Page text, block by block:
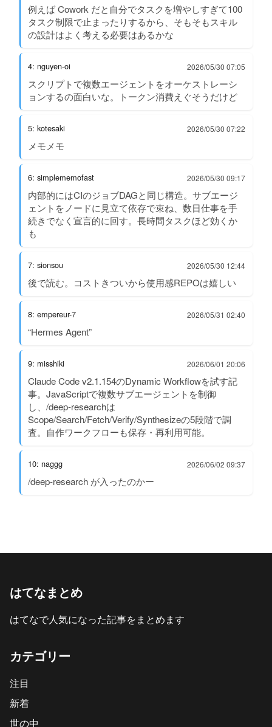
例えば Cowork だと自分でタスクを増やしすぎて100
タスク制限で止まったりするから、そもそもスキル
の設計はよく考える必要はあるかな
4: nguyen-oi 2026/05/30 07:05
スクリプトで複数エージェントをオーケストレーシ
ョンするの面白いな。トークン消費えぐそうだけど
5: kotesaki 2026/05/30 07:22
メモメモ
6: simplememofast 2026/05/30 09:17
内部的にはCIのジョブDAGと同じ構造。サブエージ
ェントをノードに見立て依存で束ね、数日仕事を手
続きでなく宣言的に回す。長時間タスクほど効くか
も
7: sionsou 2026/05/30 12:44
後で読む。コストきついから使用感REPOは嬉しい
8: empereur-7 2026/05/31 02:40
“Hermes Agent”
9: misshiki 2026/06/01 20:06
Claude Code v2.1.154のDynamic Workflowを試す記
事。JavaScriptで複数サブエージェントを制御
し、/deep-researchは
Scope/Search/Fetch/Verify/Synthesizeの5段階で調
査。自作ワークフローも保存・再利用可能。
10: naggg 2026/06/02 09:37
/deep-research が入ったのかー
はてなまとめ
はてなで人気になった記事をまとめます
カテゴリー
注目
新着
世の中